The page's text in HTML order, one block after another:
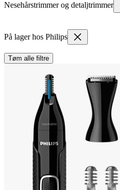
Nesehårstrimmer og detaljtrimmer
På lager hos Philips
Tøm alle filtre